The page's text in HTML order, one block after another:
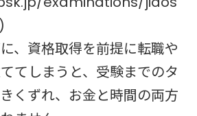
、資格取得を前提に転職や
てしまうと、受験までのタ
くずれ、お金と時間の両方